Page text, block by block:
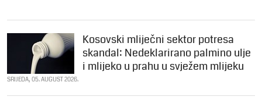
Kosovski mliječni sektor potresa
skandal: Nedeklarirano palmino ulje
i mlijeko u prahu u svježem mlijeku
SRIJEDA, 05. AUGUST 2026.